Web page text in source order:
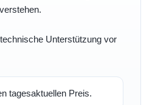
Unterstützung vor
tagesaktuellen Preis.